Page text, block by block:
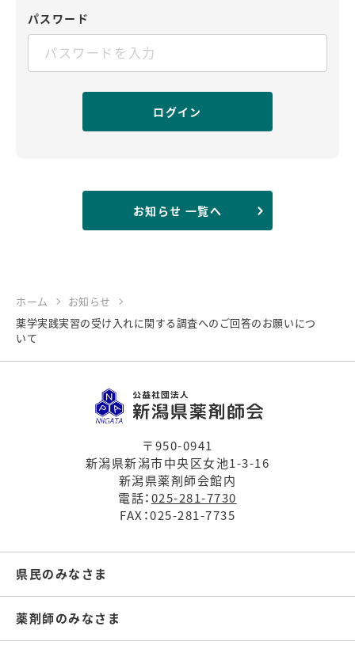
パスワード
お知らせ 一覧へ
ホーム
お知らせ
薬学実践実習の受け入れに関する調査へのご回答のお願いにつ
いて
〒950-0941
新潟県新潟市中央区女池1-3-16
新潟県薬剤師会館内
電話：025-281-7730
FAX：025-281-7735
県民のみなさま
薬剤師のみなさま